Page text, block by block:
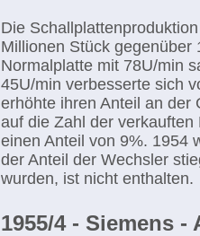
Die
Millionen Stück gegenüber
Normalplatte mit 78U/min
45U/min verbesserte sich
erhöhte ihren Anteil an der
auf die Zahl der
einen Anteil von 9%. 1954
der Anteil der Wechsler
wurden, ist nicht enthalten.
1955/4 - Siemens